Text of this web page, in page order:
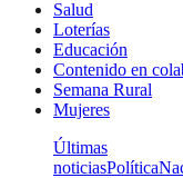
Salud
Loterías
Educación
Contenido en
Semana Rural
Mujeres
Últimas
noticiasPolítica